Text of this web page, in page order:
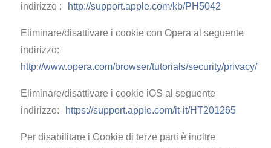
indirizzo :
http://support.apple.com/kb/PH5042
Eliminare/disattivare i cookie con Opera al seguente
indirizzo:
http://www.opera.com/browser/tutorials/security/privacy/
Eliminare/disattivare i cookie iOS al seguente
indirizzo:
https://support.apple.com/it-it/HT201265
Per disabilitare i Cookie di terze parti è inoltre